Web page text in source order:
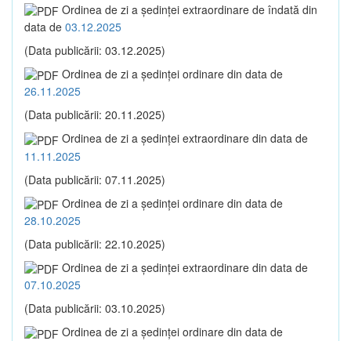
Ordinea de zi a şedinţei extraordinare de îndată din
data de 03.12.2025
(Data publicării: 03.12.2025)
Ordinea de zi a şedinţei ordinare din data de
26.11.2025
(Data publicării: 20.11.2025)
Ordinea de zi a şedinţei extraordinare din data de
11.11.2025
(Data publicării: 07.11.2025)
Ordinea de zi a şedinţei ordinare din data de
28.10.2025
(Data publicării: 22.10.2025)
Ordinea de zi a şedinţei extraordinare din data de
07.10.2025
(Data publicării: 03.10.2025)
Ordinea de zi a şedinţei ordinare din data de